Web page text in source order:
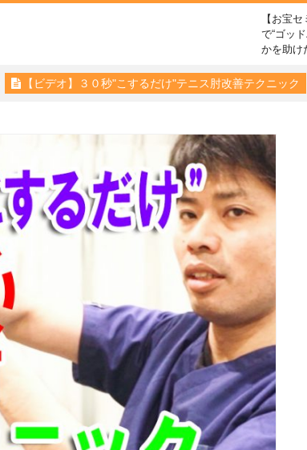
【お宝
で“ゴッ
かを助け
【ビデオ】３０秒"こするだけ"テニス肘改善テクニック